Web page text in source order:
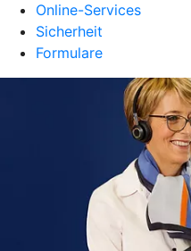
Online-Services
Sicherheit
Formulare